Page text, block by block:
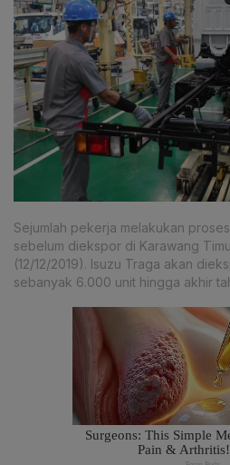
Sejumlah pekerja melakukan
sebelum diekspor di Karawang
(12/12/2019). Isuzu Traga akan
sebanyak 6.000 unit hingga akhir